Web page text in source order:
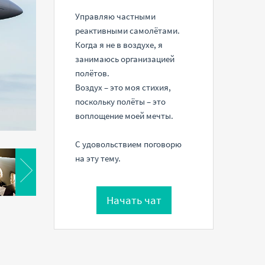
Управляю частными
реактивными самолётами.
Когда я не в воздухе, я
занимаюсь организацией
полётов.
Воздух – это моя стихия,
поскольку полёты – это
воплощение моей мечты.
С удовольствием поговорю
на эту тему.
Начать чат